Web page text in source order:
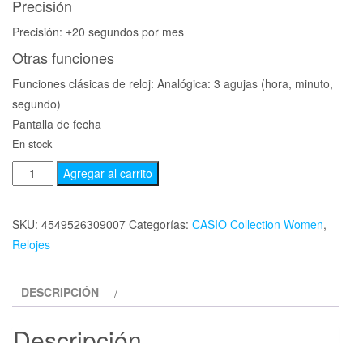
Precisión
Precisión: ±20 segundos por mes
Otras funciones
Funciones clásicas de reloj: Analógica: 3 agujas (hora, minuto,
segundo)
Pantalla de fecha
En stock
Agregar al carrito
SKU: 4549526309007 Categorías: CASIO Collection Women,
Relojes
DESCRIPCIÓN